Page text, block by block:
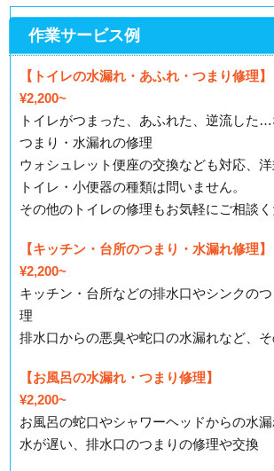
作業サービス例
【トイレの水漏れ・あふれ・つまり修理】
¥2,200~
トイレがつまった、あふれた、逆流した
つまり・水漏れの修理
ウォシュレット便座の交換なども対応、
トイレ・小便器の種類は問いません。
その他のトイレの修理もお気軽にご相談く
【キッチン・台所のつまり・水漏れ修理】
¥2,200~
キッチン・台所などの排水口やシンクの
理
排水口からの悪臭や蛇口の水漏れなど、
【お風呂の水漏れ・つまり修理】
¥2,200~
お風呂の蛇口やシャワーヘッドからの水
水が遅い、排水口のつまりの修理や交換